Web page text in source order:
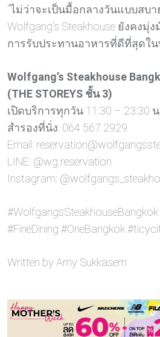
“ไม่ว่าจะเป็นมื้อกลางวันแบบสบ
Wolfgang’s Steakhouse ยังคง
การรับประทานอาหารที่ดีที่สุดใน
Wolfgang’s Steakhouse
(THE STOREYS ชั้น 3)
เปิดบริการทุกวัน 11:30 – 23:30 น.
สำรองที่นั่ง: 064 567 2929
Email:
LINE: @wg.reservation
Instagram:
#FineDining #OneBangkok
Written by Amy Sukkasem